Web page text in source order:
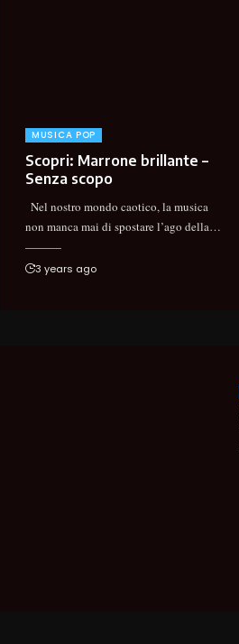
MUSICA POP
Scopri: Marrone brillante –
Senza scopo
Nel nostro mondo caotico, la musica
non manca mai di spostare l’ago della…
3 years ago